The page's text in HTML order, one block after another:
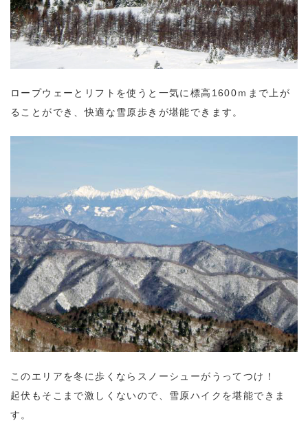
ロープウェーとリフトを使うと一気に標高1600ｍまで上が
ることができ、快適な雪原歩きが堪能できます。
このエリアを冬に歩くならスノーシューがうってつけ！
起伏もそこまで激しくないので、雪原ハイクを堪能できま
す。